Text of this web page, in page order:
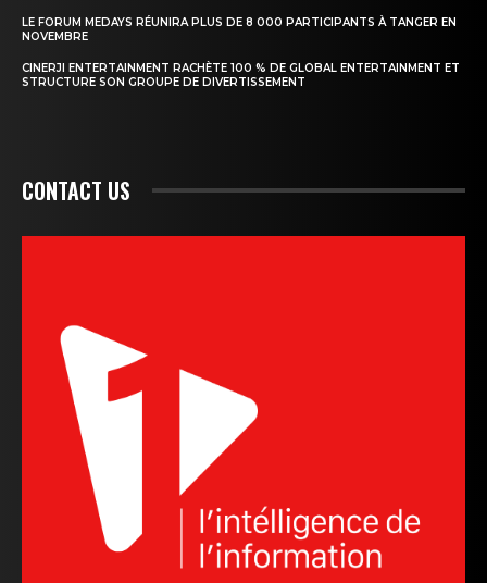
LE FORUM MEDAYS RÉUNIRA PLUS DE 8 000 PARTICIPANTS À TANGER EN
NOVEMBRE
CINERJI ENTERTAINMENT RACHÈTE 100 % DE GLOBAL ENTERTAINMENT ET
STRUCTURE SON GROUPE DE DIVERTISSEMENT
CONTACT US